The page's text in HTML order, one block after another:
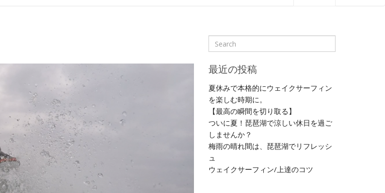
最近の投稿
夏休みで本格的にウェイクサーフィン
を楽しむ時期に。
【最高の瞬間を切り取る】
ついに夏！琵琶湖で涼しい休日を過ご
しませんか？
梅雨の晴れ間は、琵琶湖でリフレッシ
ュ
ウェイクサーフィン/上達のコツ